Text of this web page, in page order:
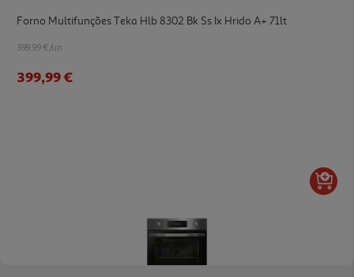
Forno Multifunções Teka Hlb 8302 Bk Ss Ix Hrido A+ 71lt
399.99 €/un
399,99 €